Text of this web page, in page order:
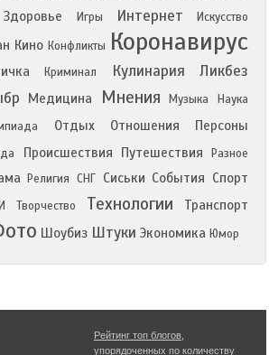
Здоровье Игры Интернет Искусство
Кино Конфликты Коронавирус
Криминал Кулинария Ликбез
Медицина Мнения Музыка Наука
Отдых Отношения Персоны
Происшествия Путешествия
Разное
Религия СНГ Сиськи События Спорт
Творчество Технологии Транспорт
Шоубиз Штуки Экономика Юмор
Рейтинг топ блогов
упорядоченных по количеству